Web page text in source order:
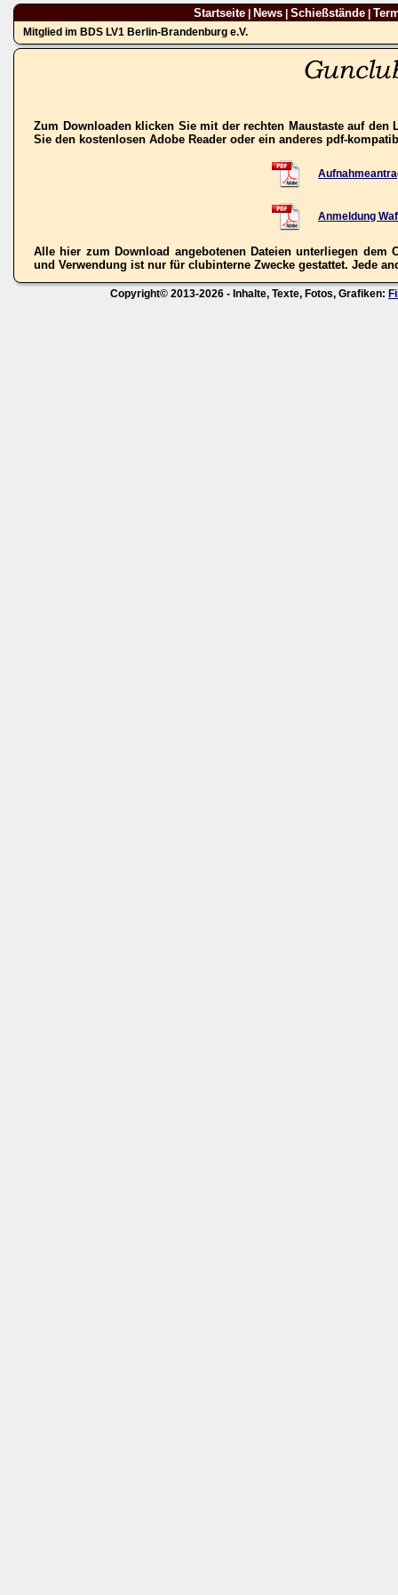
Startseite| News| Schießstände|
Mitglied im BDS LV1 Berlin-Brandenburg e.V.
Zum Downloaden klicken Sie mit der rechten Maustaste auf
Sie den kostenlosen Adobe Reader oder ein anderes pdf-
Anmeldung
Alle hier zum Download angebotenen Dateien unterliegen
und Verwendung ist nur für clubinterne Zwecke gestattet. Jede
Copyright© 2013-2026 - Inhalte, Texte, Fotos, Grafiken: